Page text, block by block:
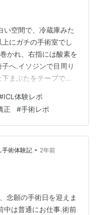
い空間で、冷蔵庫みた
にガチの手術室でし
かれ、右指には酸素を
へ.イソジンで目周り
まぶたをテープで固
見える目の前のライ
目の固定具をつけら
されまくりで、ピント
い光を必死に見るよ
がどこを見てるかな
ICL体験レポ
正 #手術レポ
術体験記 • 2年前
念願の手術日を迎えま
中は普通にお仕事.術前